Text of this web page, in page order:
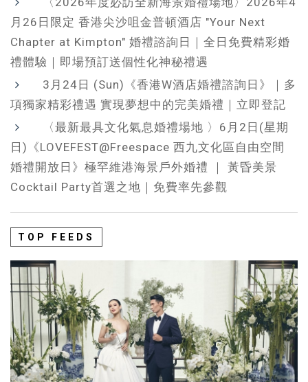
月26日限定 香港尖沙咀金普頓酒店 "Your Next
Chapter at Kimpton" 婚禮諮詢日｜全日免費精彩婚
禮體驗｜即場預訂送個性化神秘禮遇
3月24日 (Sun)《香港W酒店婚禮諮詢日》｜多
項獨家精彩禮遇 實現夢想中的完美婚禮｜立即登記
〈最新最具文化氣息婚禮場地 〉6月2日(星期
日)《LOVEFEST@Freespace 西九文化區自由空間
婚禮開放日》極罕維港海景戶外婚禮 ｜ 黃昏美景
Cocktail Party首選之地｜免費率先參觀
TOP FEEDS